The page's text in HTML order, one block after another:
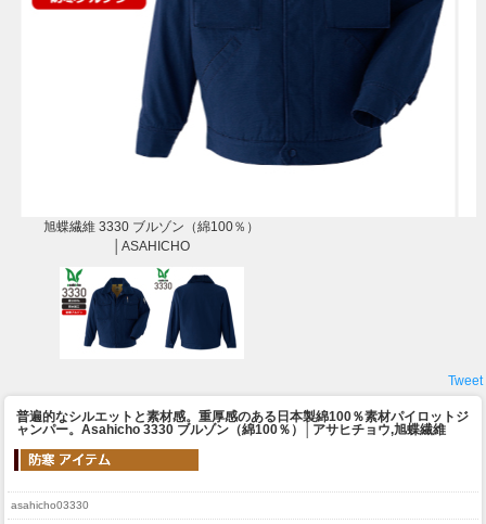
旭蝶繊維 3330 ブルゾン（綿100％）
│ASAHICHO
Tweet
普遍的なシルエットと素材感。重厚感のある日本製綿100％素材パイロットジ
ャンパー。 Asahicho 3330 ブルゾン（綿100％）│アサヒチョウ,旭蝶繊維
asahicho03330